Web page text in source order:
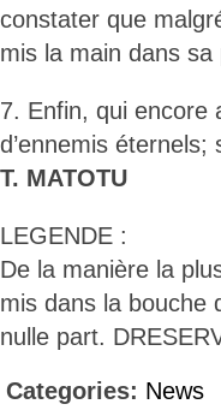
constater que
mis la main dans
7. Enfin, qui encore
d’ennemis
T. MATOTU
LEGENDE :
De la manière la
mis dans la bouche
nulle part.
Categories: News